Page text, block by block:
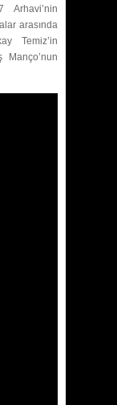
Arhavi’nin
arasında
Temiz’in